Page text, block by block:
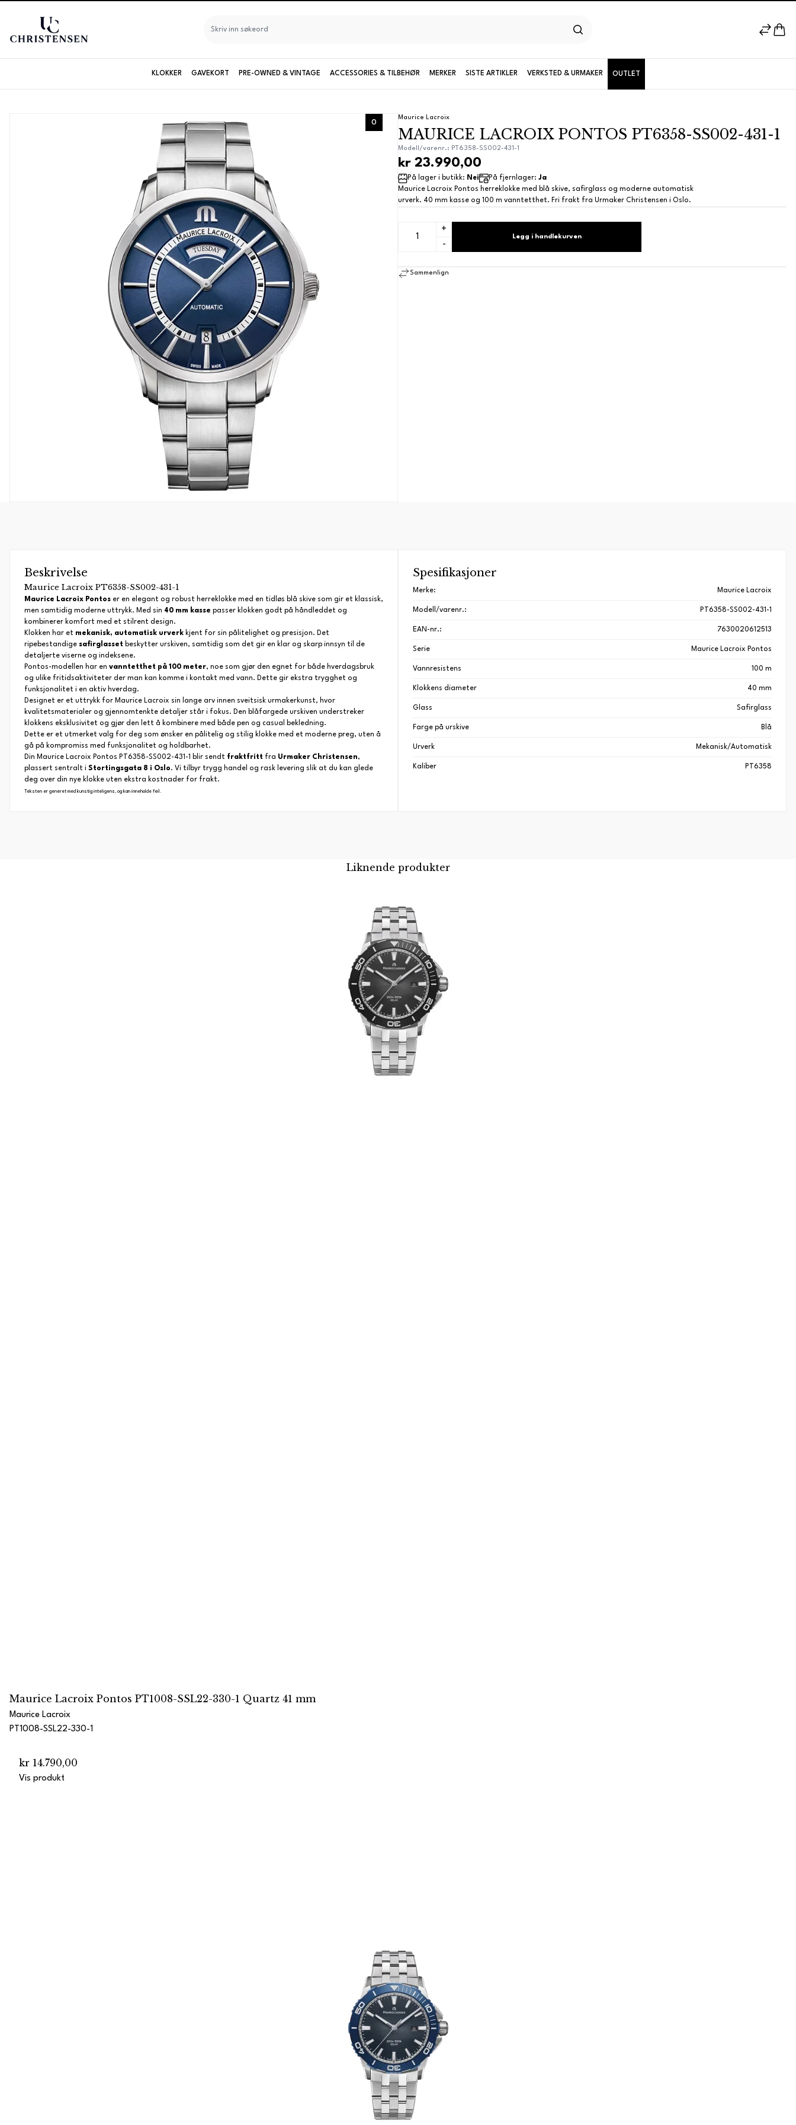
KLOKKER GAVEKORT PRE-OWNED & VINTAGE ACCESSORIES & TILBEHØR MERKER
UTFORSK KOLLEKSJONER OG MODELLER
Nyheter
Se alle Seiko
SISTE ARTIKLER VERKSTED & URMAKER OUTLET
0
Maurice Lacroix
MAURICE LACROIX PONTOS PT6358-SS002-431-1
Modell/varenr.: PT6358-SS002-431-1
kr 23.990,00
På lager i butikk: Nei På fjernlager: Ja
Maurice Lacroix Pontos herreklokke med blå skive, safirglass og moderne automatisk
urverk. 40 mm kasse og 100 m vanntetthet. Fri frakt fra Urmaker Christensen i Oslo.
+
-
Legg i handlekurven
Sammenlign
Beskrivelse
Maurice Lacroix PT6358-SS002-431-1
Maurice Lacroix Pontos er en elegant og robust herreklokke med en tidløs blå skive som gir et klassisk,
men samtidig moderne uttrykk. Med sin 40 mm kasse passer klokken godt på håndleddet og
kombinerer komfort med et stilrent design.
Klokken har et mekanisk, automatisk urverk kjent for sin pålitelighet og presisjon. Det
ripebestandige safirglasset beskytter urskiven, samtidig som det gir en klar og skarp innsyn til de
detaljerte viserne og indeksene.
Pontos-modellen har en vanntetthet på 100 meter, noe som gjør den egnet for både hverdagsbruk
og ulike fritidsaktiviteter der man kan komme i kontakt med vann. Dette gir ekstra trygghet og
funksjonalitet i en aktiv hverdag.
Designet er et uttrykk for Maurice Lacroix sin lange arv innen sveitsisk urmakerkunst, hvor
kvalitetsmaterialer og gjennomtenkte detaljer står i fokus. Den blåfargede urskiven understreker
klokkens eksklusivitet og gjør den lett å kombinere med både pen og casual bekledning.
Dette er et utmerket valg for deg som ønsker en pålitelig og stilig klokke med et moderne preg, uten å
gå på kompromiss med funksjonalitet og holdbarhet.
Din Maurice Lacroix Pontos PT6358-SS002-431-1 blir sendt fraktfritt fra Urmaker Christensen,
plassert sentralt i Stortingsgata 8 i Oslo. Vi tilbyr trygg handel og rask levering slik at du kan glede
deg over din nye klokke uten ekstra kostnader for frakt.
Teksten er generet med kunstig inteligens, og kan inneholde feil.
Spesifikasjoner
Merke: Maurice Lacroix
Modell/varenr.: PT6358-SS002-431-1
EAN-nr.: 7630020612513
Serie Maurice Lacroix Pontos
Vannresistens 100 m
Klokkens diameter 40 mm
Glass Safirglass
Farge på urskive Blå
Urverk Mekanisk/Automatisk
Kaliber PT6358
Liknende produkter
Maurice Lacroix Pontos PT1008-SSL22-330-1 Quartz 41 mm
Maurice Lacroix
PT1008-SSL22-330-1
kr 14.790,00
Vis produkt